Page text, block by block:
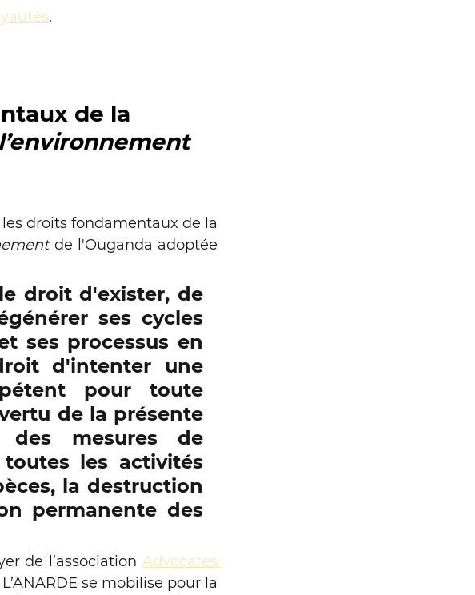
.
de la
droits fondamentaux de la
de l'Ouganda adoptée
droit d'exister, de
ses cycles
ses processus en
d'intenter une
pour toute
de la présente
des mesures de
les activités
la destruction
permanente des
de l’association Advocates
se mobilise pour la